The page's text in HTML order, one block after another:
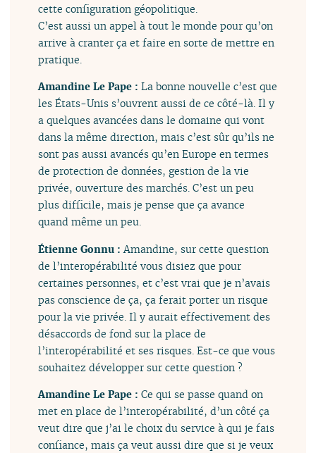
cette configuration géopolitique.
C’est aussi un appel à tout le monde pour qu’on
arrive à cranter ça et faire en sorte de mettre en
pratique.
Amandine Le Pape :La bonne nouvelle c’est que
les États-Unis s’ouvrent aussi de ce côté-là. Il y
a quelques avancées dans le domaine qui vont
dans la même direction, mais c’est sûr qu’ils ne
sont pas aussi avancés qu’en Europe en termes
de protection de données, gestion de la vie
privée, ouverture des marchés. C’est un peu
plus difficile, mais je pense que ça avance
quand même un peu.
Étienne Gonnu :Amandine, sur cette question
de l’interopérabilité vous disiez que pour
certaines personnes, et c’est vrai que je n’avais
pas conscience de ça, ça ferait porter un risque
pour la vie privée. Il y aurait effectivement des
désaccords de fond sur la place de
l’interopérabilité et ses risques. Est-ce que vous
souhaitez développer sur cette question ?
Amandine Le Pape :Ce qui se passe quand on
met en place de l’interopérabilité, d’un côté ça
veut dire que j’ai le choix du service à qui je fais
confiance, mais ça veut aussi dire que si je veux